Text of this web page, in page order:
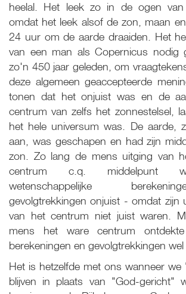
heelal. Het leek zo in de ogen
omdat het leek alsof de zon, maan
24 uur om de aarde draaiden. Het
van een man als Copernicus nodig
zo'n 450 jaar geleden, om
deze algemeen geaccepteerde
tonen dat het onjuist was en de
centrum van zelfs het zonnestelsel,
het hele universum was. De aarde,
aan, was geschapen en had zijn
zon. Zo lang de mens uitging van
centrum c.q. middelpunt
wetenschappelijke
gevolgtrekkingen onjuist - omdat zijn
van het centrum niet juist waren.
mens het ware centrum
berekeningen en gevolgtrekkingen wel
Het is hetzelfde met ons wanneer we
blijven in plaats van "God-gericht"